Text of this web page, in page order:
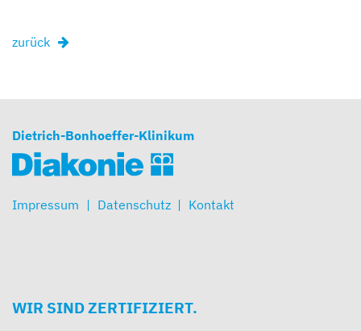
zurück
Dietrich-Bonhoeffer-Klinikum
Impressum Datenschutz Kontakt
WIR SIND ZERTIFIZIERT.